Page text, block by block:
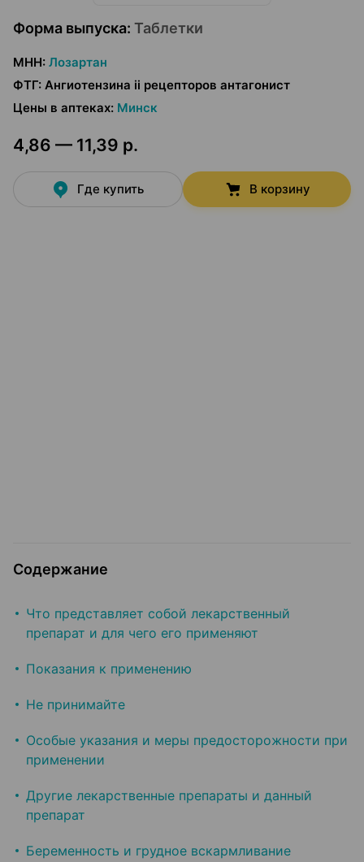
Форма выпуска: Таблетки
МНН: Лозартан
ФТГ: Ангиотензина ii рецепторов антагонист
Цены в аптеках: Минск
4,86 — 11,39 р.
Где купить В корзину
Содержание
Что представляет собой лекарственный
препарат и для чего его применяют
Показания к применению
Не принимайте
Особые указания и меры предосторожности при
применении
Другие лекарственные препараты и данный
препарат
Беременность и грудное вскармливание